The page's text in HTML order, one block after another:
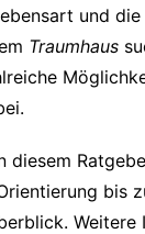
und
Traumhaus
diesem
bis